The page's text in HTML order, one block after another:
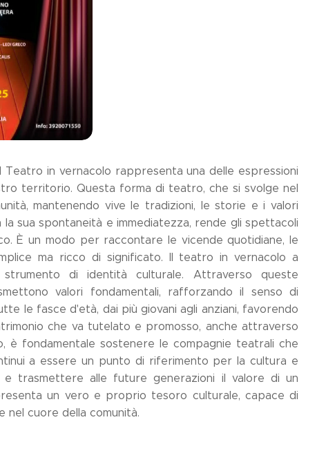
in vernacolo rappresenta una delle espressioni
territorio. Questa forma di teatro, che si svolge nel
mantenendo vive le tradizioni, le storie e i valori
sua spontaneità e immediatezza, rende gli spettacoli
È un modo per raccontare le vicende quotidiane, le
ma ricco di significato. Il teatro in vernacolo a
di identità culturale. Attraverso queste
valori fondamentali, rafforzando il senso di
le fasce d'età, dai più giovani agli anziani, favorendo
che va tutelato e promosso, anche attraverso
è fondamentale sostenere le compagnie teatrali che
a essere un punto di riferimento per la cultura e
trasmettere alle future generazioni il valore di un
un vero e proprio tesoro culturale, capace di
nel cuore della comunità.